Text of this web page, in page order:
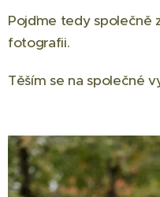
Pojďme tedy společně
fotografii.
Těším se na společné